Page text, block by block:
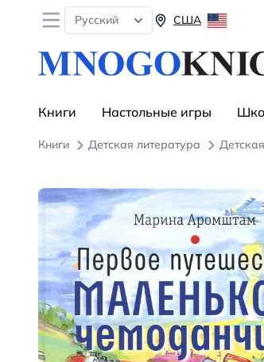
Open menu
Русский США
Книги Настольные игры
Книги Детская литература